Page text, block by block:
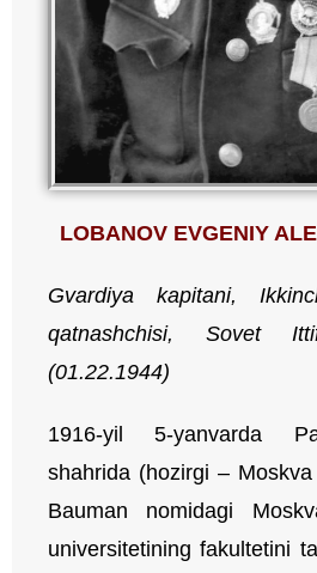
LOBANOV EVGENIY
Gvardiya kapitani,
qatnashchisi, Sovet
(01.22.1944)
1916-yil 5-yanvarda
shahrida (hozirgi – Moskva
Bauman nomidagi
universitetining fakultetini